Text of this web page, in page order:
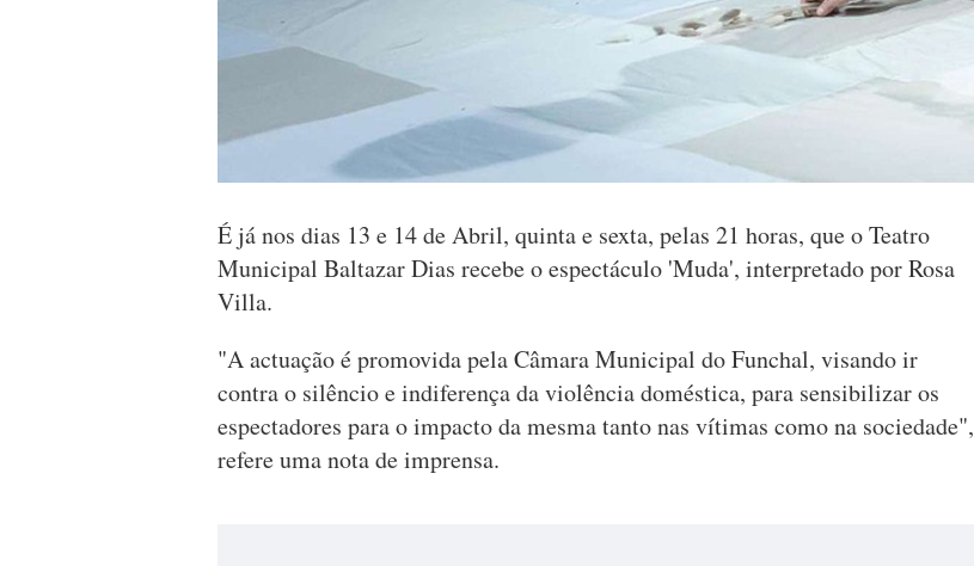
É já nos dias 13 e 14 de Abril, quinta e sexta, pelas 21 horas, que o Teatro
Municipal Baltazar Dias recebe o espectáculo 'Muda', interpretado por Rosa
Villa.
"A actuação é promovida pela Câmara Municipal do Funchal, visando ir
contra o silêncio e indiferença da violência doméstica, para sensibilizar os
espectadores para o impacto da mesma tanto nas vítimas como na sociedade",
refere uma nota de imprensa.